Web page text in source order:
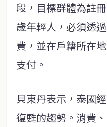
段，目標群體為註
歲年輕人，必須透
費，並在戶籍所在
支付。
貝東丹表示，泰國
復甦的趨勢。消費